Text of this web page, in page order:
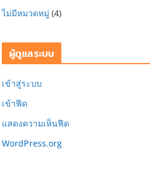
ไม่มีหมวดหมู่ (4)
ผู้ดูแลระบบ
เข้าสู่ระบบ
เข้าฟีด
แสดงความเห็นฟีด
WordPress.org